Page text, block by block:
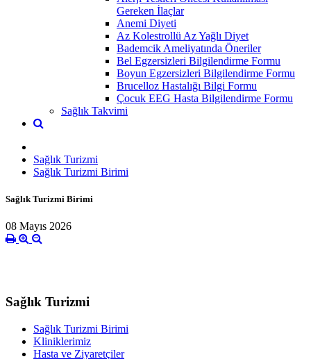
Gereken İlaçlar
Anemi Diyeti
Az Kolestrollü Az Yağlı Diyet
Bademcik Ameliyatında Öneriler
Bel Egzersizleri Bilgilendirme Formu
Boyun Egzersizleri Bilgilendirme Formu
Brucelloz Hastalığı Bilgi Formu
Çocuk EEG Hasta Bilgilendirme Formu
Sağlık Takvimi
Sağlık Turizmi
Sağlık Turizmi Birimi
Sağlık Turizmi Birimi
08 Mayıs 2026
Sağlık Turizmi
Sağlık Turizmi Birimi
Kliniklerimiz
Hasta ve Ziyaretçiler